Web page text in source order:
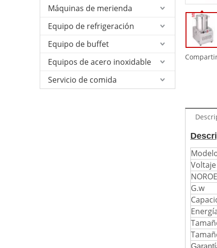
Máquinas de merienda
Equipo de refrigeración
Equipo de buffet
Equipos de acero inoxidable
Servicio de comida
Voltaje
G.w